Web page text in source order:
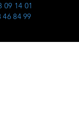
09 14 01
46 84 99